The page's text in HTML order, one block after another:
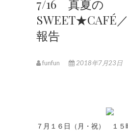
7/16 真夏の
SWEET★CAFÉ
報告
funfun 2018年7月23日
７月１６日（月・祝） １５